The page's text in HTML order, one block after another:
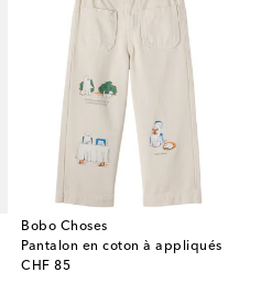
Bobo Choses
Pantalon en coton à appliqués
CHF 85
original price